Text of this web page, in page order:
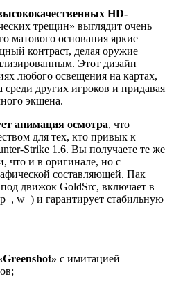
HD-
трещин» выглядит очень
матового основания яркие
контраст, делая оружие
Этот дизайн
любого освещения на картах,
среди других игроков и придавая
экшена.
анимация осмотра, что
для тех, кто привык к
Strike 1.6. Вы получаете те же
что и в оригинале, но с
составляющей. Пак
движок GoldSrc, включает в
w_) и гарантирует стабильную
с имитацией